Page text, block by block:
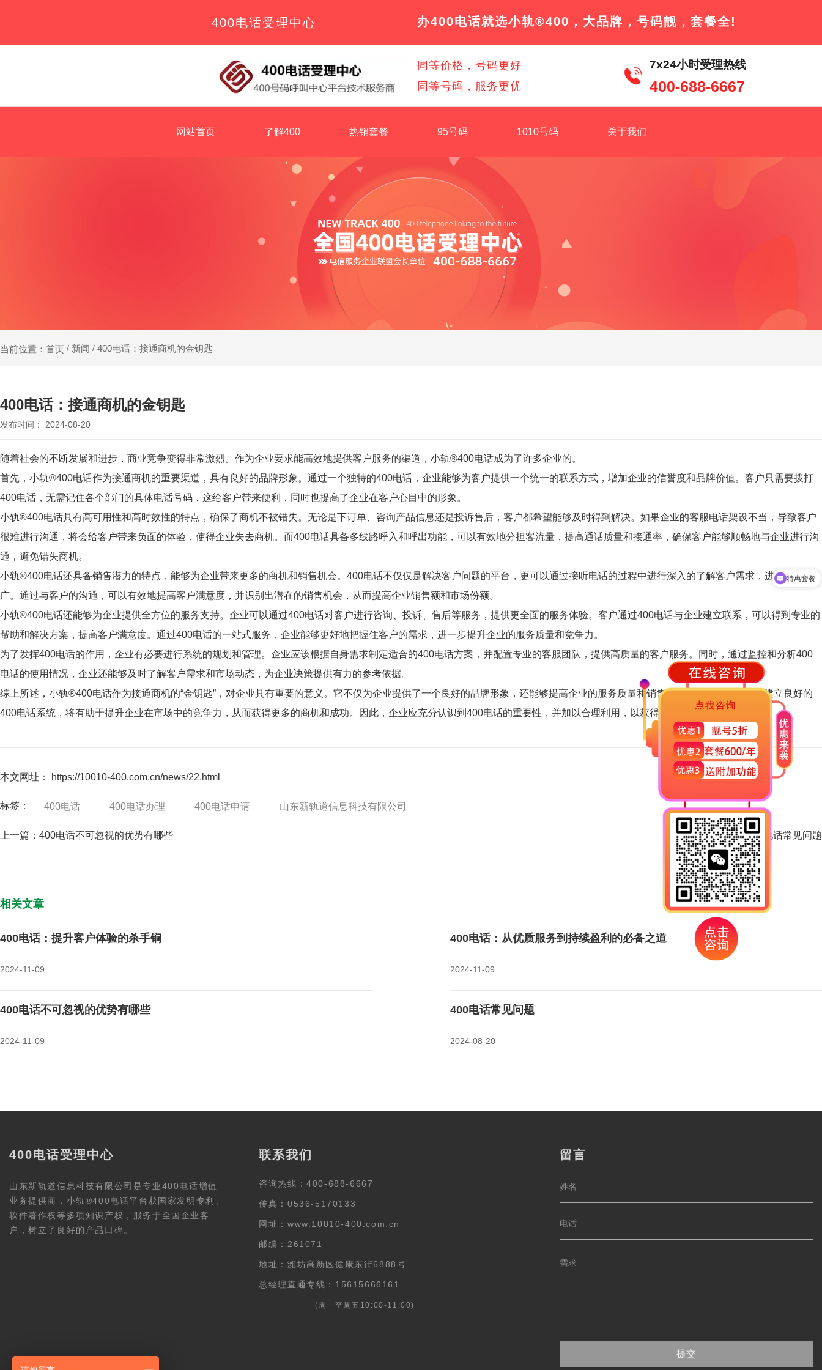
400电话受理中心 办400电话就选小轨®400，大品牌，号码靓，套餐全!
同等价格，号码更好
同等号码，服务更优
7x24小时受理热线
400-688-6667
网站首页 了解400 热销套餐 95号码 1010号码 关于我们
当前位置：首页 / 新闻 / 400电话：接通商机的金钥匙
400电话：接通商机的金钥匙
发布时间： 2024-08-20
随着社会的不断发展和进步，商业竞争变得非常激烈。作为企业要求能高效地提供客户服务的渠道， 小轨®400电话成为了许多企业的。
首先，小轨®400电话作为接通商机的重要渠道，具有良好的品牌形象 。通过一个独特的400电话，企业能够为客户提供一个统一的联系方式，增加企业的信誉度和品牌价值。客户只需要拨打
400电话，无需记住各个部门的具体电话号码，这给客户带来便利，同时也提高了企业在客户心目中的形象。
小轨®400电话具有高可用性和高时效性的特点，确保了商机不被错失。无论是下订单、咨询产品信息还是投诉售后，客户都希望能够及时得到解决。如果企业的客服电话架设不当，导致客户
很难进行沟通，将会给客户带来负面的体验，使得企业失去商机。而400电话具备多线路呼入和呼出功能，可以有效地分担客流量，提高通话质量和接通率，确保客户能够顺畅地与企业进行沟
通，避免错失商机。
小轨®400电话还具备销售潜力的特点，能够为企业带来更多的商机和销售机会。400电话不仅仅是解决客户问题的平台，更可以通过接听电话的过程中进行深入的了解客户需求，进行销售推
广。通过与客户的沟通，可以有效地提高客户满意度，并识别出潜在的销售机会，从而提高企业销售额和市场份额。
小轨®400电话还能够为企业提供全方位的服务支持。企业可以通过400电话对客户进行咨询、投诉、售后等服务，提供更全面的服务体验。客户通过400电话与企业建立联系，可以得到专业的
帮助和解决方案，提高客户满意度。通过400电话的一站式服务，企业能够更好地把握住客户的需求，进一步提升企业的服务质量和竞争力。
为了发挥400电话的作用，企业有必要进行系统的规划和管理。企业应该根据自身需求制定适合的400电话方案，并配置专业的客服团队，提供高质量的客户服务。同时，通过监控和分析400
电话的使用情况，企业还能够及时了解客户需求和市场动态，为企业决策提供有力的参考依据。
综上所述，小轨®400电话作为接通商机的“金钥匙”，对企业具有重要的意义。它不仅为企业提供了一个良好的品牌形象，还能够提高企业的服务质量和销售潜力。对于企业来说，建立良好的
400电话系统，将有助于提升企业在市场中的竞争力，从而获得更多的商机和成功。因此，企业应充分认识到400电话的重要性，并加以合理利用，以获得更大的商业成功。
本文网址： https://10010-400.com.cn/news/22.html
标签： 400电话 400电话办理 400电话申请 山东新轨道信息科技有限公司
上一篇： 400电话不可忽视的优势有哪些 下一篇：400电话常见问题
相关文章
400电话：提升客户体验的杀手锏
2024-11-09
400电话：从优质服务到持续盈利的必备之道
2024-11-09
400电话不可忽视的优势有哪些
2024-11-09
400电话常见问题
2024-08-20
400电话受理中心
山东新轨道信息科技有限公司是专业400电话增值
业务提供商，小轨®400电话平台获国家发明专利、
软件著作权等多项知识产权，服务于全国企业客
户，树立了良好的产品口碑。
联系我们
咨询热线：400-688-6667
传真：0536-5170133
网址：www.10010-400.com.cn
邮编：261071
地址：潍坊高新区健康东街6888号
总经理直通专线：15615666161
(周一至周五10:00-11:00)
留言
提交
咨询办理400电话